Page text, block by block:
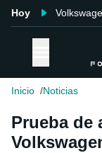
Hoy
Inicio Noticias
Prueba de